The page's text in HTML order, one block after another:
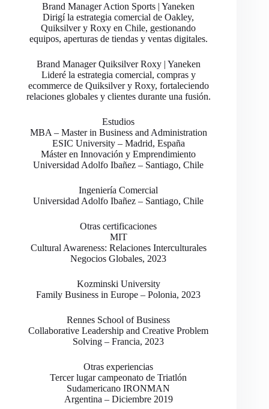
Brand Manager Action Sports | Yaneken
Dirigí la estrategia comercial de Oakley,
Quiksilver y Roxy en Chile, gestionando
equipos, aperturas de tiendas y ventas digitales.
Brand Manager Quiksilver Roxy | Yaneken
Lideré la estrategia comercial, compras y
ecommerce de Quiksilver y Roxy, fortaleciendo
relaciones globales y clientes durante una fusión.
Estudios
MBA – Master in Business and Administration
ESIC University – Madrid, España
Máster en Innovación y Emprendimiento
Universidad Adolfo Ibañez – Santiago, Chile
Ingeniería Comercial
Universidad Adolfo Ibañez – Santiago, Chile
Otras certificaciones
MIT
Cultural Awareness: Relaciones Interculturales
Negocios Globales, 2023
Kozminski University
Family Business in Europe – Polonia, 2023
Rennes School of Business
Collaborative Leadership and Creative Problem
Solving – Francia, 2023
Otras experiencias
Tercer lugar campeonato de Triatlón
Sudamericano IRONMAN
Argentina – Diciembre 2019